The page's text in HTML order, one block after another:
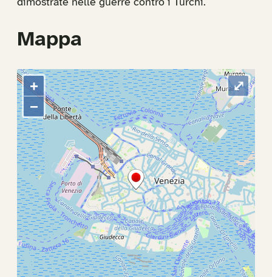
dimostrate nelle guerre contro i Turchi.
Mappa